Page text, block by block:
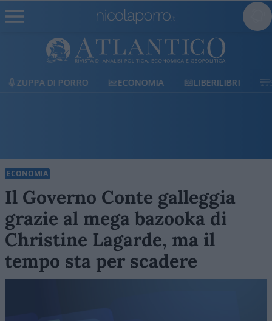
DI PORRO ECONOMIA LIBERILIBRI SHOP
ECONOMIA
Il Governo Conte galleggia
grazie al mega bazooka di
Christine Lagarde, ma il
tempo sta per scadere